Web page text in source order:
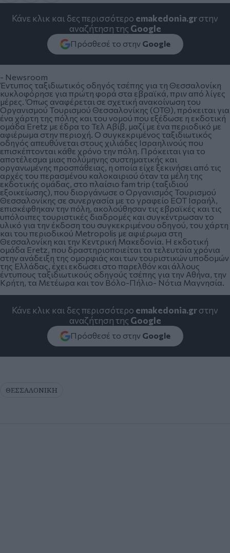
Κάνε κλικ και δες περισσότερο emakedonia.grστην
αναζήτηση της Google
Πρόσθεσέ το στην Google
- Newsroom
Έντυπος ταξιδιωτικός οδηγός τσέπης για τη Θεσσαλονίκη
κυκλοφόρησε για πρώτη φορά στα εβραϊκά, πριν από λίγες
μέρες. Όπως αναφέρεται σε σχετική ανακοίνωση του
Οργανισμού Τουρισμού Θεσσαλονίκης (ΟΤΘ), πρόκειται για
ένα χάρτη της πόλης και του νομού που εξέδωσε η εκδοτική
ομάδα Eretz με έδρα το Τελ Αβίβ, μαζί με ένα περιοδικό με
αφιέρωμα στην περιοχή. Ο συγκεκριμένος ταξιδιωτικός
οδηγός απευθύνεται στους χιλιάδες Ισραηλινούς που
επισκέπτονται κάθε χρόνο την πόλη. Πρόκειται για το
αποτέλεσμα μιας πολύμηνης συστηματικής και
οργανωμένης προσπάθειας, η οποία είχε ξεκινήσει από τις
αρχές του περασμένου καλοκαιριού όταν τα μέλη της
εκδοτικής ομάδας, στο πλαίσιο fam trip (ταξιδιού
εξοικείωσης), που διοργάνωσε ο Οργανισμός Τουρισμού
Θεσσαλονίκης σε συνεργασία με το γραφείο ΕΟΤ Ισραήλ,
επισκέφθηκαν την πόλη, ακολούθησαν τις εβραϊκές και τις
υπόλοιπες τουριστικές διαδρομές και συγκέντρωσαν το
υλικό για την έκδοση του συγκεκριμένου οδηγού, του χάρτη
και του περιοδικού Metropolis με αφιέρωμα στη
Θεσσαλονίκη και την Κεντρική Μακεδονία. Η εκδοτική
ομάδα Eretz, που δραστηριοποιείται τα τελευταία χρόνια
στην ανάδειξη της ομορφιάς και των τουριστικών υποδομών
της Ελλάδας, έχει εκδώσει στο παρελθόν και άλλους
έντυπους ταξιδιωτικούς οδηγούς τσέπης για την Αθήνα, την
Κρήτη, τα Μετέωρα και τον Βόλο-Πήλιο- Νότια Μαγνησία.
Κάνε κλικ και δες περισσότερο emakedonia.grστην
αναζήτηση της Google
Πρόσθεσέ το στην Google
ΘΕΣΣΑΛΟΝΙΚΗ